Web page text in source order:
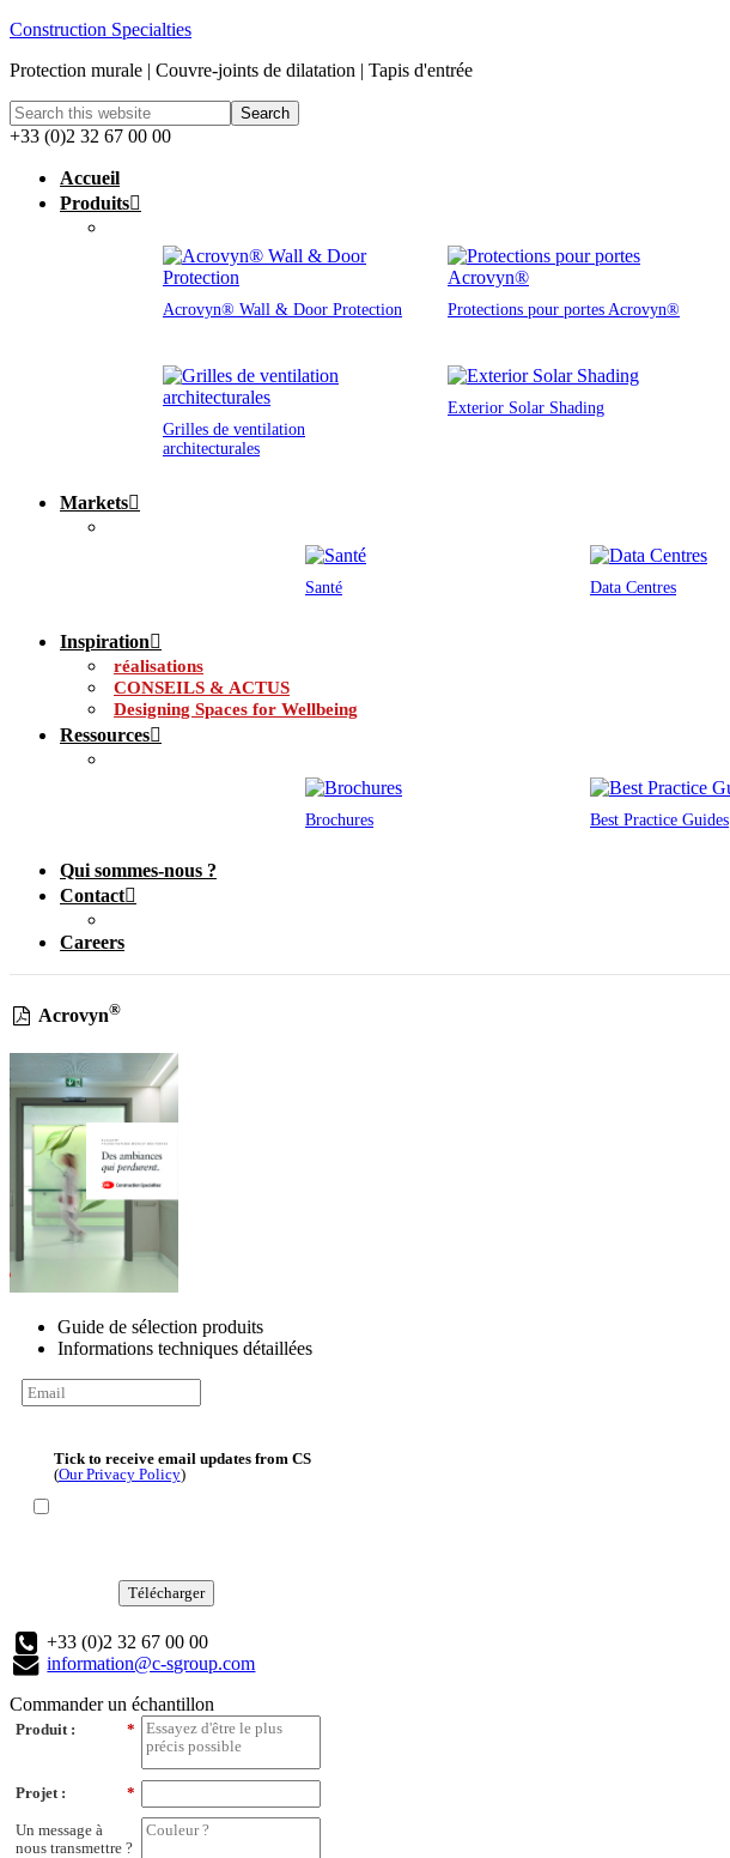
Construction Specialties
Protection murale | Couvre-joints de dilatation | Tapis d'entrée
+33 (0)2 32 67 00 00
Accueil
Produits
Acrovyn® Wall & Door Protection Protections pour portes Acrovyn®
Grilles de ventilation
architecturales
Exterior Solar Shading
Markets
Santé Data Centres
Inspiration
réalisations
CONSEILS & ACTUS
Designing Spaces for Wellbeing
Ressources
Brochures Best Practice Guides
Qui sommes-nous ?
Contact
Careers
Acrovyn®
Guide de sélection produits
Informations techniques détaillées
Tick to receive email updates from CS
(Our Privacy Policy)
Télécharger
+33 (0)2 32 67 00 00
information@c-sgroup.com
Commander un échantillon
*
Produit :
*
Projet :
Un message à
nous transmettre ?